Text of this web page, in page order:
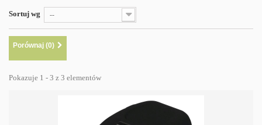
Sortuj wg --
Porównaj (0)
Pokazuje 1 - 3 z 3 elementów